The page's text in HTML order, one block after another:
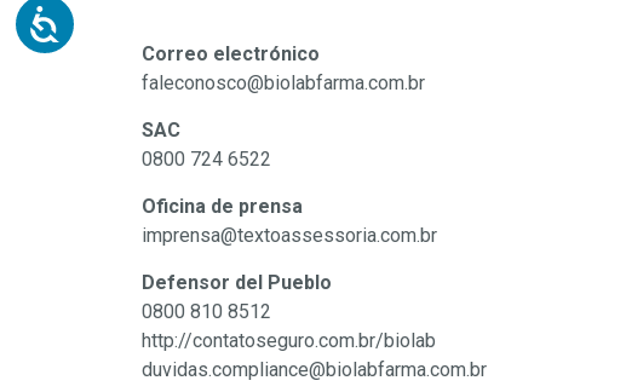
Correo electrónico
faleconosco@biolabfarma.com.br
SAC
0800 724 6522
Oficina de prensa
imprensa@textoassessoria.com.br
Defensor del Pueblo
0800 810 8512
http://contatoseguro.com.br/biolab
duvidas.compliance@biolabfarma.com.br